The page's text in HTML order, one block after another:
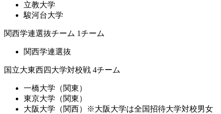
立教大学
駿河台大学
関西学連選抜チーム 1チーム
関西学連選抜
国立大東西四大学対校戦 4チーム
一橋大学（関東）
東京大学（関東）
大阪大学（関西）※大阪大学は全国招待大学対校男女